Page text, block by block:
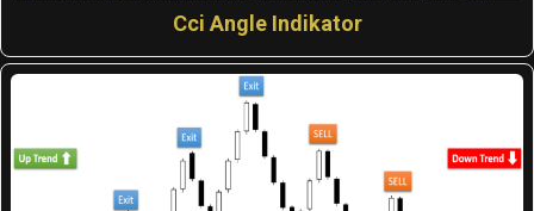
Cci Angle Indikator